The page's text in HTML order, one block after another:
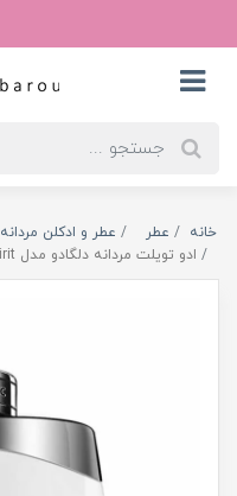
خانه عطر
عطر و ادکلن مردانه
ادو تویلت مردانه دلگادو مدل Legend Spirit حجم 30 میلی لیتر